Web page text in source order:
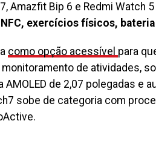
Amazfit Bip 6 e Redmi Watch
exercícios físicos,
como opção acessível para
de atividades,
AMOLED de 2,07 polegadas e
sobe de categoria com